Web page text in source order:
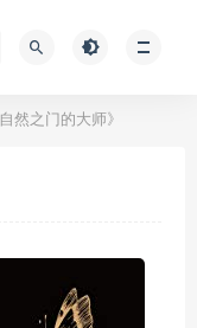
然之门的大师》